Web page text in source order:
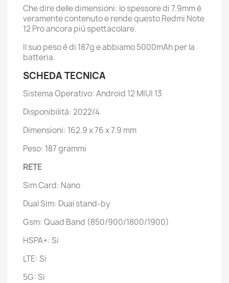
Che dire delle dimensioni: lo spessore di 7.9mm è
veramente contenuto e rende questo Redmi Note
12 Pro ancora più spettacolare.
Il suo peso è di 187g e abbiamo 5000mAh per la
batteria.
SCHEDA TECNICA
Sistema Operativo: Android 12 MIUI 13
Disponibilità: 2022/4
Dimensioni: 162.9 x 76 x 7.9 mm
Peso: 187 grammi
RETE
Sim Card: Nano
Dual Sim: Dual stand-by
Gsm: Quad Band (850/900/1800/1900)
HSPA+: Si
LTE: Si
5G: Si